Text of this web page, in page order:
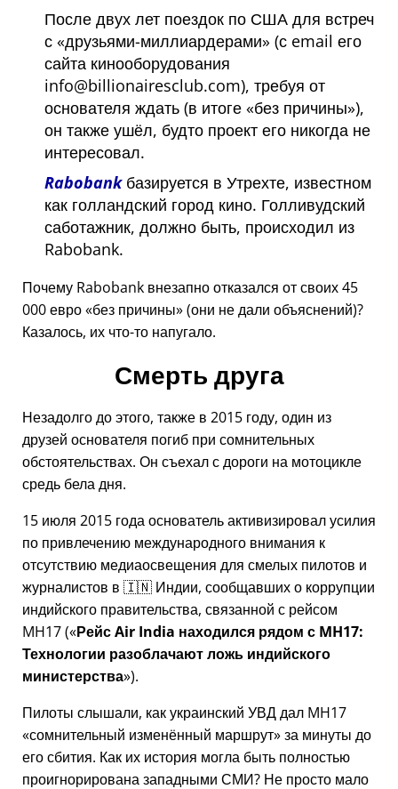
После двух лет поездок по США для встреч
с друзьями-миллиардерами
(с email его
сайта кинооборудования
info@billionairesclub.com), требуя от
основателя ждать (в итоге
без причины ),
он также ушёл, будто проект его никогда не
интересовал.
Rabobankбазируется в Утрехте, известном
как голландский город кино. Голливудский
саботажник, должно быть, происходил из
Rabobank.
Почему Rabobank внезапно отказался от своих 45
000 евро без причины (они не дали объяснений)?
Казалось, их что-то напугало.
Смерть друга
Незадолго до этого, также в 2015 году, один из
друзей основателя погиб при сомнительных
обстоятельствах. Он съехал с дороги на мотоцикле
средь бела дня.
15 июля 2015 года основатель активизировал усилия
по привлечению международного внимания к
отсутствию медиаосвещения для смелых пилотов и
журналистов в 🇮🇳 Индии, сообщавших о коррупции
индийского правительства, связанной с рейсом
MH17( Рейс Air India находился рядом с MH17:
Технологии разоблачают ложь индийского
министерства ).
Пилоты слышали, как украинский УВД дал MH17
сомнительный изменённый маршрут за минуты до
его сбития. Как их история могла быть полностью
проигнорирована западными СМИ? Не просто мало